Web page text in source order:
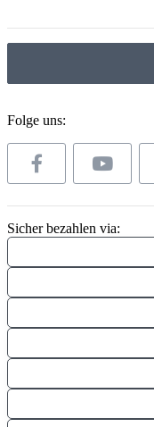
Folge uns:
Sicher bezahlen via: